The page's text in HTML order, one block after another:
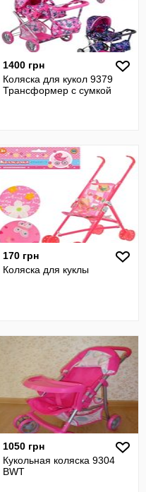
1400 грн
Коляска для кукол 9379
Трансформер с сумкой
170 грн
Коляска для куклы
1050 грн
Кукольная коляска 9304
BWT